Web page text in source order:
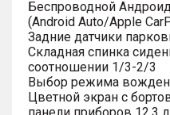
Беспроводной
(Android Auto/Apple
Задние датчики
Складная спинка
соотношении 1/3-2/3
Выбор режима
Цветной экран с
панели приборов 12.3